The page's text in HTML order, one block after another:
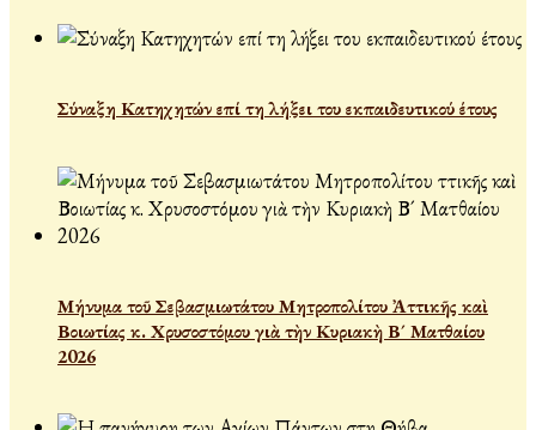
Σύναξη Κατηχητών επί τη λήξει του εκπαιδευτικού έτους
Μήνυμα τοῦ Σεβασμιωτάτου Μητροπολίτου Ἀττικῆς καὶ
Βοιωτίας κ. Χρυσοστόμου γιὰ τὴν Κυριακὴ Β´ Ματθαίου
2026